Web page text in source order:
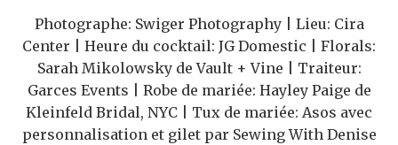
Photographe: Swiger Photography | Lieu: Cira
Center | Heure du cocktail: JG Domestic | Florals:
Sarah Mikolowsky de Vault + Vine | Traiteur:
Garces Events | Robe de mariée: Hayley Paige de
Kleinfeld Bridal, NYC | Tux de mariée: Asos avec
personnalisation et gilet par Sewing With Denise